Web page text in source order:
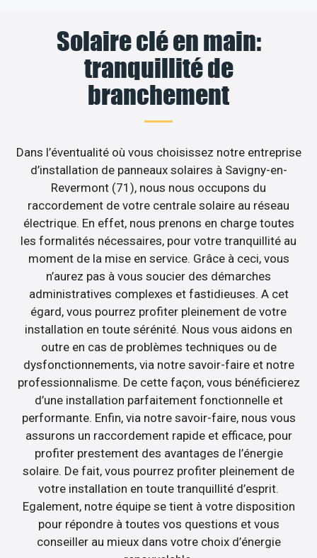
Solaire clé en main:
tranquillité de
branchement
Dans l’éventualité où vous choisissez notre entreprise
d’installation de panneaux solaires à Savigny-en-
Revermont (71), nous nous occupons du
raccordement de votre centrale solaire au réseau
électrique. En effet, nous prenons en charge toutes
les formalités nécessaires, pour votre tranquillité au
moment de la mise en service. Grâce à ceci, vous
n’aurez pas à vous soucier des démarches
administratives complexes et fastidieuses. A cet
égard, vous pourrez profiter pleinement de votre
installation en toute sérénité. Nous vous aidons en
outre en cas de problèmes techniques ou de
dysfonctionnements, via notre savoir-faire et notre
professionnalisme. De cette façon, vous bénéficierez
d’une installation parfaitement fonctionnelle et
performante. Enfin, via notre savoir-faire, nous vous
assurons un raccordement rapide et efficace, pour
profiter prestement des avantages de l’énergie
solaire. De fait, vous pourrez profiter pleinement de
votre installation en toute tranquillité d’esprit.
Egalement, notre équipe se tient à votre disposition
pour répondre à toutes vos questions et vous
conseiller au mieux dans votre choix d’énergie